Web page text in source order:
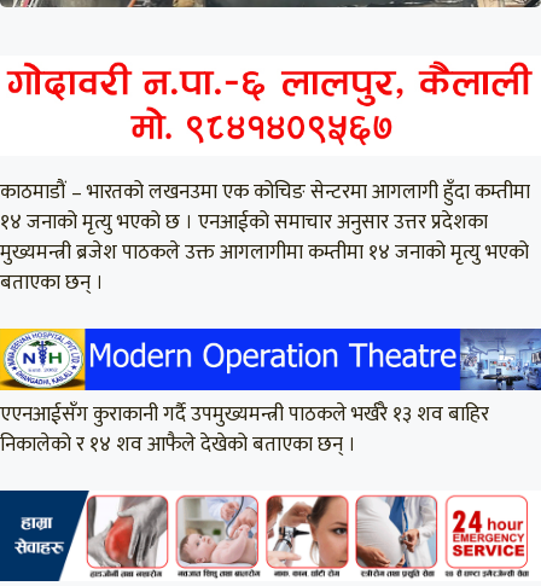
काठमाडौं – भारतको लखनउमा एक कोचिङ सेन्टरमा आगलागी हुँदा कम्तीमा
१४ जनाको मृत्यु भएको छ । एनआईको समाचार अनुसार उत्तर प्रदेशका
मुख्यमन्त्री ब्रजेश पाठकले उक्त आगलागीमा कम्तीमा १४ जनाको मृत्यु भएको
बताएका छन् ।
एएनआईसँग कुराकानी गर्दै उपमुख्यमन्त्री पाठकले भर्खरै १३ शव बाहिर
निकालेको र १४ शव आफैले देखेको बताएका छन् ।